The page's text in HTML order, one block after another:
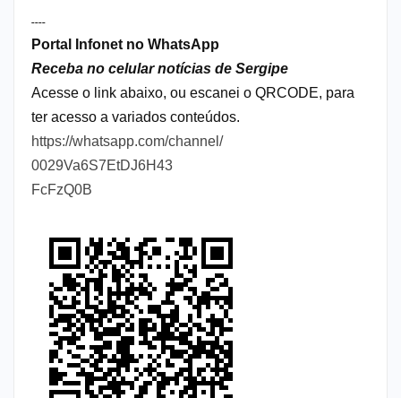
----
Portal Infonet no WhatsApp
Receba no celular notícias de Sergipe
Acesse o link abaixo, ou escanei o QRCODE, para
ter acesso a variados conteúdos.
https://whatsapp.com/channel/
0029Va6S7EtDJ6H43
FcFzQ0B